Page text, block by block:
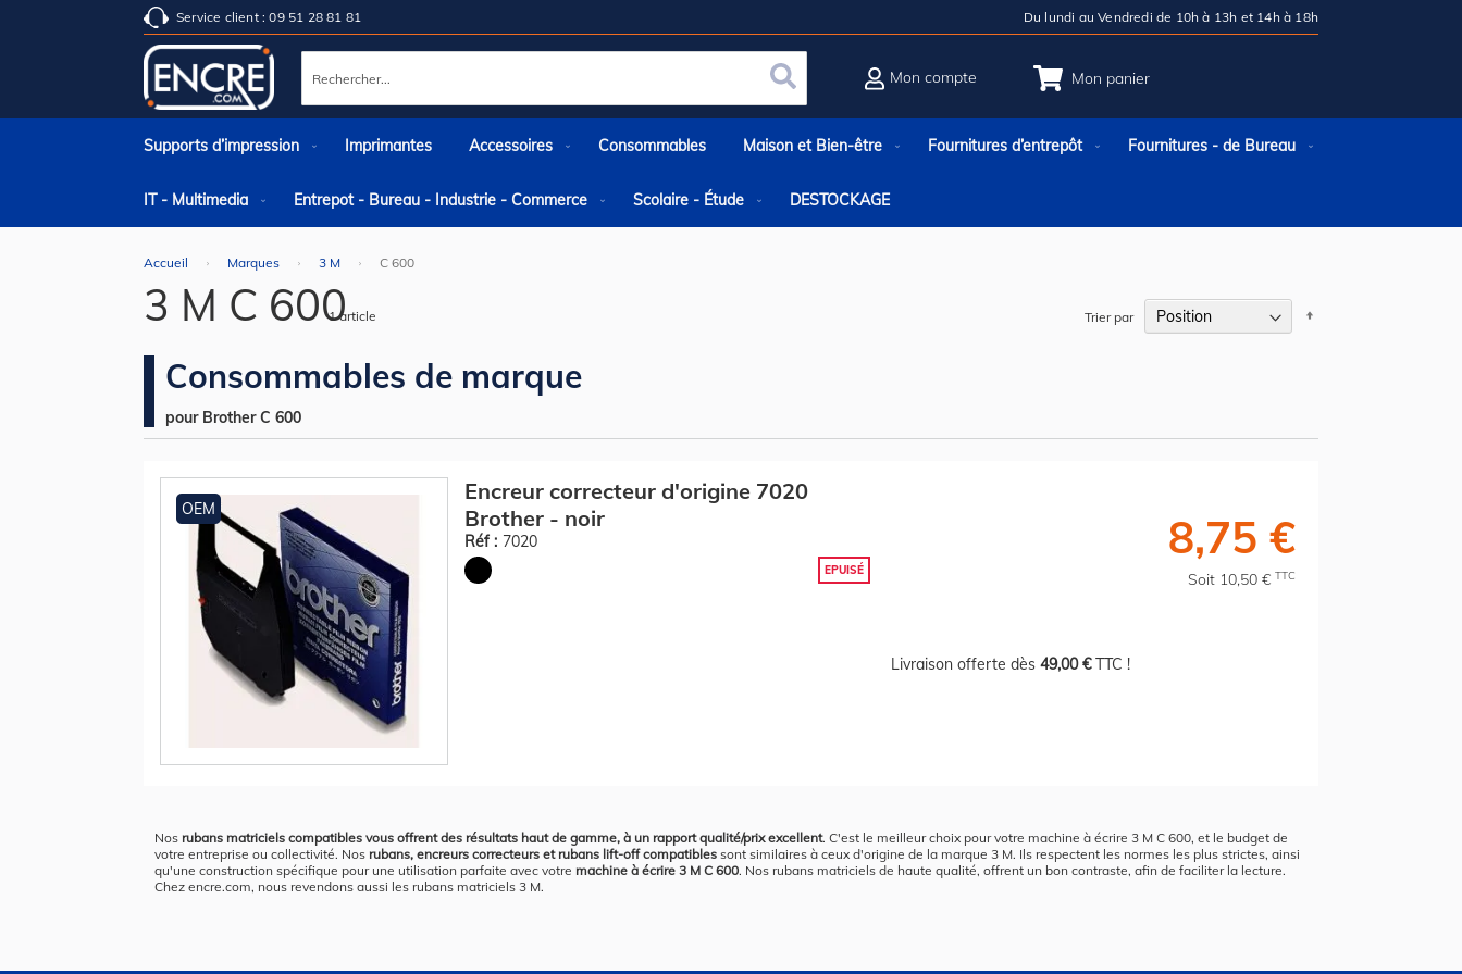
Service client : 09 51 28 81 81 Du lundi au Vendredi de 10h à 13h et 14h à 18h
Mon panier
Rechercher Rechercher
Mon compte
Supports d’impression Imprimantes Accessoires Consommables Maison et Bien-être Fournitures d’entrepôt Fournitures - de Bureau
IT - Multimedia Entrepot - Bureau - Industrie - Commerce Scolaire - Étude DESTOCKAGE
Accueil Marques 3 M C 600
3 M C 600
1article Trier par
Consommables de marque
pour Brother C 600
OEM
Encreur correcteur d'origine 7020
Brother - noir
Réf : 7020
EPUISÉ
8,75 €
Soit 10,50 € TTC
Livraison offerte dès 49,00 €TTC !
Nos rubans matriciels compatibles vous offrent des résultats haut de gamme, à un rapport qualité/prix excellent. C'est le meilleur choix pour votre machine à écrire 3 M C 600, et le budget de
votre entreprise ou collectivité. Nos rubans, encreurs correcteurs et rubans lift-off compatibles sont similaires à ceux d'origine de la marque 3 M. Ils respectent les normes les plus strictes, ainsi
qu'une construction spécifique pour une utilisation parfaite avec votre machine à écrire 3 M C 600. Nos rubans matriciels de haute qualité, offrent un bon contraste, afin de faciliter la lecture.
Chez encre.com, nous revendons aussi les rubans matriciels 3 M.